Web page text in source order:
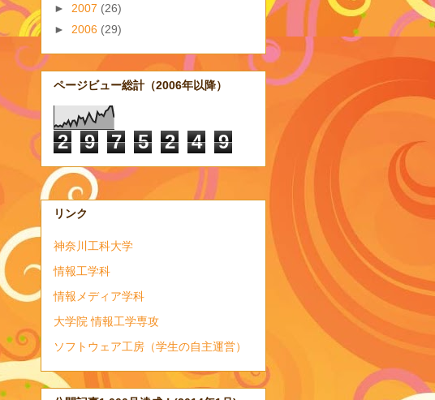
► 2007 (26)
► 2006 (29)
ページビュー総計（2006年以降）
2 9 7 5 2 4 9
リンク
神奈川工科大学
情報工学科
情報メディア学科
大学院 情報工学専攻
ソフトウェア工房（学生の自主運営）